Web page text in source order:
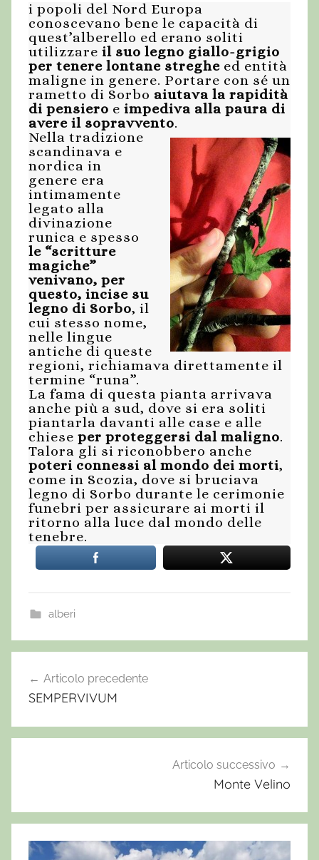
i popoli del Nord Europa
conoscevano bene le capacità di
quest’alberello ed erano soliti
utilizzare il suo legno giallo-grigio
per tenere lontane streghe ed entità
maligne in genere. Portare con sé un
rametto di Sorbo aiutava la rapidità
di pensiero e impediva alla paura di
avere il sopravvento.
Nella tradizione
scandinava e
nordica in
genere era
intimamente
legato alla
divinazione
runica e spesso
le “scritture
magiche”
venivano, per
questo, incise su
legno di Sorbo, il
cui stesso nome,
nelle lingue
antiche di queste
regioni, richiamava direttamente il
termine “runa”.
La fama di questa pianta arrivava
anche più a sud, dove si era soliti
piantarla davanti alle case e alle
chiese per proteggersi dal maligno.
Talora gli si riconobbero anche
poteri connessi al mondo dei morti,
come in Scozia, dove si bruciava
legno di Sorbo durante le cerimonie
funebri per assicurare ai morti il
ritorno alla luce dal mondo delle
tenebre.
alberi
i
a
l
e
Navigazione
articoli
Articolo precedente
SEMPERVIVUM
Articolo successivo
Monte Velino